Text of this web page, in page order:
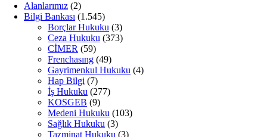
Alanlarımız (2)
Bilgi Bankası (1.545)
Borçlar Hukuku (3)
Ceza Hukuku (373)
CİMER (59)
Frenchasıng (49)
Gayrimenkul Hukuku (4)
Hap Bilgi (7)
İş Hukuku (277)
KOSGEB (9)
Medeni Hukuku (103)
Sağlık Hukuku (3)
Tazminat Hukuku (3)